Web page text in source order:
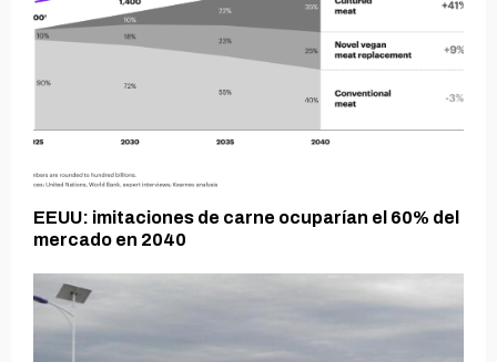
EEUU: imitaciones de carne ocuparían el 60% del
mercado en 2040